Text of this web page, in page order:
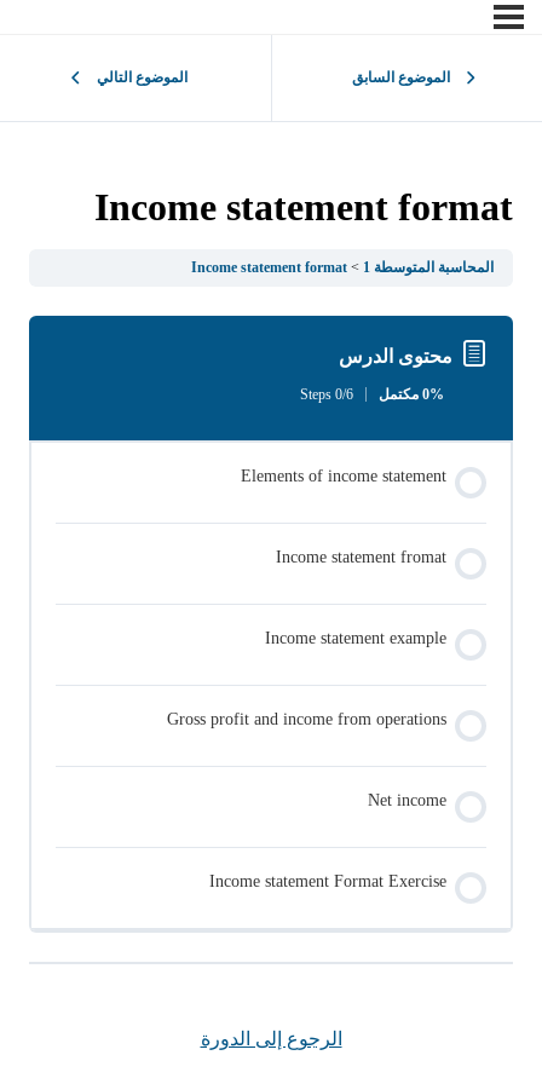
الموضوع السابق الموضوع التالي
Income statement format
المحاسبة المتوسطة 1 Income statement format
محتوى الدرس
0% مكتمل 0/6 Steps
Elements of income statement
Income statement fromat
Income statement example
Gross profit and income from operations
Net income
Income statement Format Exercise
الرجوع إلى الدورة